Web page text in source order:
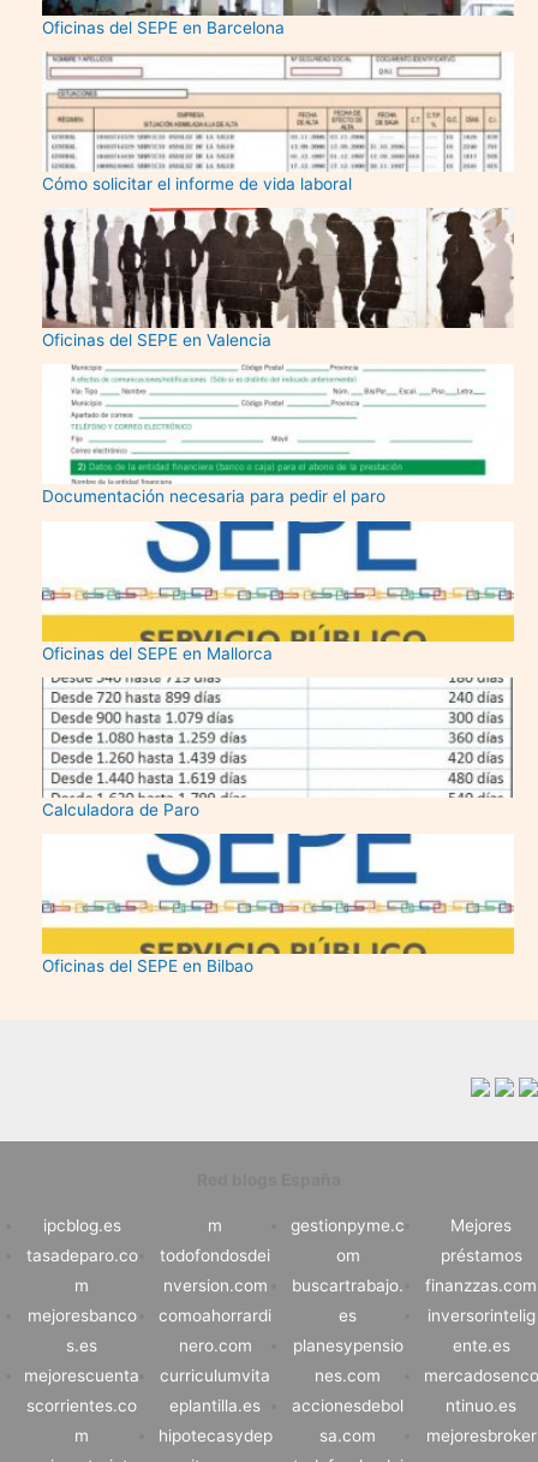
Oficinas del SEPE en Barcelona
Cómo solicitar el informe de vida laboral
Oficinas del SEPE en Valencia
Documentación necesaria para pedir el paro
Oficinas del SEPE en Mallorca
Calculadora de Paro
Oficinas del SEPE en Bilbao
ipcblog.es
tasadeparo.co
m
mejoresbanco
s.es
mejorescuenta
scorrientes.co
m
m
todofondosdei
nversion.com
comoahorrardi
nero.com
curriculumvita
eplantilla.es
hipotecasydep
gestionpyme.c
om
buscartrabajo.
es
planesypensio
nes.com
accionesdebol
sa.com
Mejores
préstamos
finanzzas.com
inversorintelig
ente.es
mercadosenco
ntinuo.es
mejoresbroker